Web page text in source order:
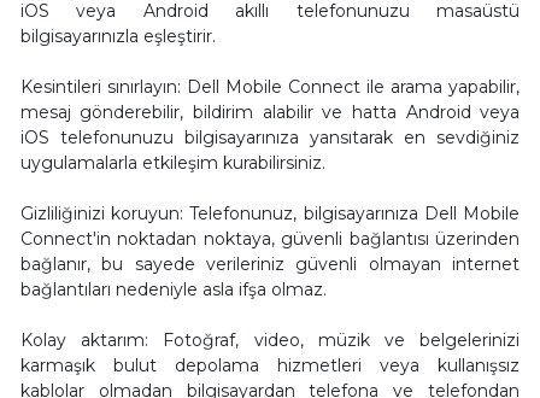
iOS veya Android akıllı telefonunuzu masaüstü
bilgisayarınızla eşleştirir.
Kesintileri sınırlayın: Dell Mobile Connect ile arama yapabilir,
mesaj gönderebilir, bildirim alabilir ve hatta Android veya
iOS telefonunuzu bilgisayarınıza yansıtarak en sevdiğiniz
uygulamalarla etkileşim kurabilirsiniz.
Gizliliğinizi koruyun: Telefonunuz, bilgisayarınıza Dell Mobile
Connect'in noktadan noktaya, güvenli bağlantısı üzerinden
bağlanır, bu sayede verileriniz güvenli olmayan internet
bağlantıları nedeniyle asla ifşa olmaz.
Kolay aktarım: Fotoğraf, video, müzik ve belgelerinizi
karmaşık bulut depolama hizmetleri veya kullanışsız
kablolar olmadan bilgisayardan telefona ve telefondan